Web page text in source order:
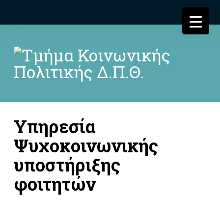
Υπηρεσία
Ψυχοκοινωνικής
υποστήριξης
φοιτητών